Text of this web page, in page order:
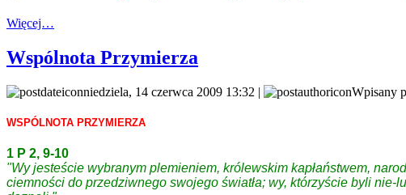
Więcej…
Wspólnota Przymierza
niedziela, 14 czerwca 2009 13:32 | Wpisany
WSPÓLNOTA PRZYMIERZA
1 P 2, 9-10
"Wy jesteście wybranym plemieniem, królewskim kapłaństwem,
ciemności do przedziwnego swojego światła; wy, którzyście byli nie-